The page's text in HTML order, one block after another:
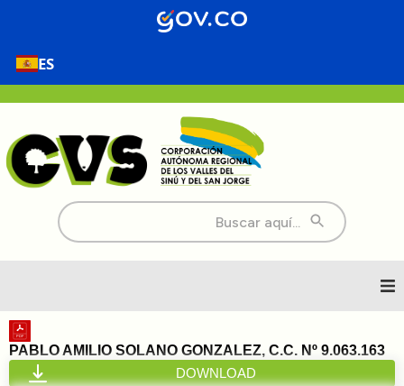
ES
Buscar:
Inicio
Nosotros
PABLO AMILIO SOLANO GONZALEZ, C.C. Nº 9.063.163
DOWNLOAD